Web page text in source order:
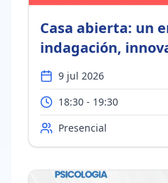
Casa abierta: un
indagación,
investigación en
9 jul 2026
18:30 - 19:30
Presencial